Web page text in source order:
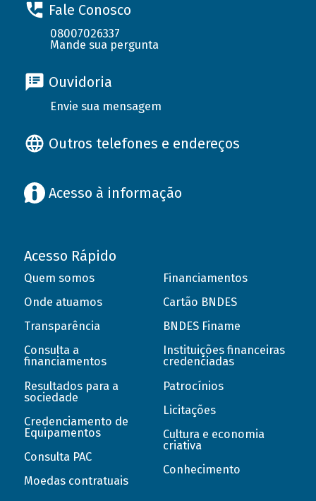
Fale Conosco
08007026337
Mande sua pergunta
Ouvidoria
Envie sua mensagem
Outros telefones e endereços
Acesso à informação
Acesso Rápido
Quem somos
Onde atuamos
Transparência
Consulta a
financiamentos
Resultados para a
sociedade
Credenciamento de
Equipamentos
Consulta PAC
Moedas contratuais
Financiamentos
Cartão BNDES
BNDES Finame
Instituições financeiras
credenciadas
Patrocínios
Licitações
Cultura e economia
criativa
Conhecimento